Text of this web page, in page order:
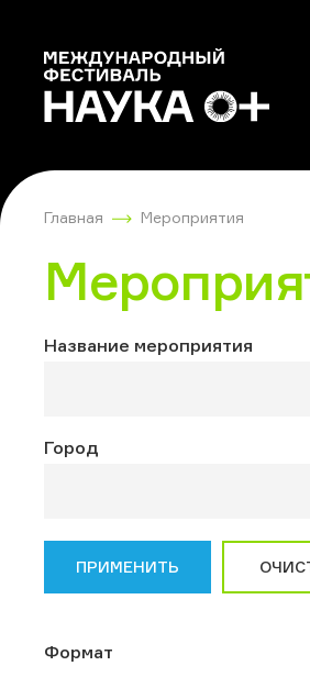
Главная Мероприятия
Название мероприятия
Город
ПРИМЕНИТЬ
Формат